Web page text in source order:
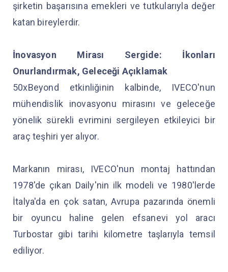
şirketin başarısına emekleri ve tutkularıyla değer
katan bireylerdir.
İnovasyon Mirası Sergide: İkonları
Onurlandırmak, Geleceği Açıklamak
50xBeyond etkinliğinin kalbinde, IVECO'nun
mühendislik inovasyonu mirasını ve geleceğe
yönelik sürekli evrimini sergileyen etkileyici bir
araç teşhiri yer alıyor.
Markanın mirası, IVECO'nun montaj hattından
1978'de çıkan Daily'nin ilk modeli ve 1980'lerde
İtalya'da en çok satan, Avrupa pazarında önemli
bir oyuncu haline gelen efsanevi yol aracı
Turbostar gibi tarihi kilometre taşlarıyla temsil
ediliyor.